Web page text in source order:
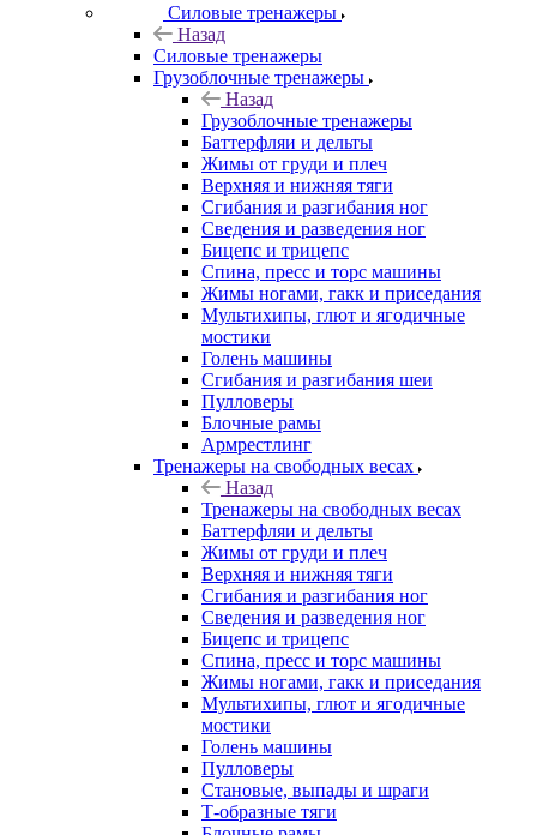
Силовые тренажеры
Назад
Силовые тренажеры
Грузоблочные тренажеры
Назад
Грузоблочные тренажеры
Баттерфляи и дельты
Жимы от груди и плеч
Верхняя и нижняя тяги
Сгибания и разгибания ног
Сведения и разведения ног
Бицепс и трицепс
Спина, пресс и торс машины
Жимы ногами, гакк и приседания
Мультихипы, глют и ягодичные
мостики
Голень машины
Сгибания и разгибания шеи
Пулловеры
Блочные рамы
Армрестлинг
Тренажеры на свободных весах
Назад
Тренажеры на свободных весах
Баттерфляи и дельты
Жимы от груди и плеч
Верхняя и нижняя тяги
Сгибания и разгибания ног
Сведения и разведения ног
Бицепс и трицепс
Спина, пресс и торс машины
Жимы ногами, гакк и приседания
Мультихипы, глют и ягодичные
мостики
Голень машины
Пулловеры
Становые, выпады и шраги
Т-образные тяги